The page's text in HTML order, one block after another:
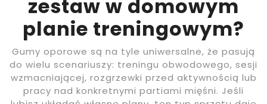
zestaw w domowym
planie treningowym?
Gumy oporowe są na tyle uniwersalne, że pasują
do wielu scenariuszy: treningu obwodowego, sesji
wzmacniającej, rozgrzewki przed aktywnością lub
pracy nad konkretnymi partiami mięśni. Jeśli